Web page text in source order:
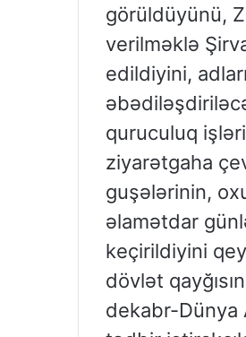
görüldüyünü,
verilməklə
edildiyini,
quruculuq
ziyarətgaha
guşələrinin,
əlamətdar
keçirildiyini
dövlət
dekabr-Dünya